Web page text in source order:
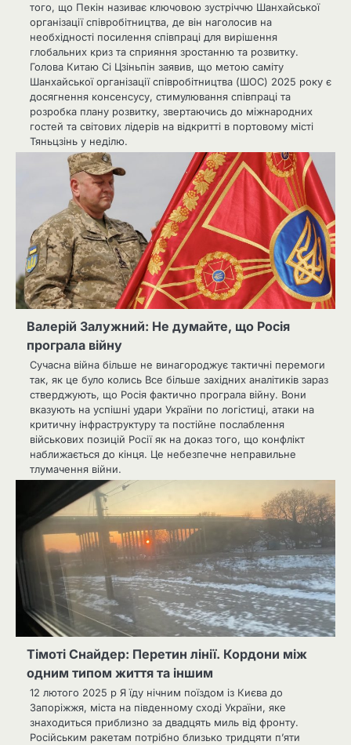
того, що Пекін називає ключовою зустріччю Шанхайської
організації співробітництва, де він наголосив на
необхідності посилення співпраці для вирішення
глобальних криз та сприяння зростанню та розвитку.
Голова Китаю Сі Цзіньпін заявив, що метою саміту
Шанхайської організації співробітництва (ШОС) 2025 року є
досягнення консенсусу, стимулювання співпраці та
розробка плану розвитку, звертаючись до міжнародних
гостей та світових лідерів на відкритті в портовому місті
Тяньцзінь у неділю.
Валерій Залужний: Не думайте, що Росія
програла війну
Сучасна війна більше не винагороджує тактичні перемоги
так, як це було колись Все більше західних аналітиків зараз
стверджують, що Росія фактично програла війну. Вони
вказують на успішні удари України по логістиці, атаки на
критичну інфраструктуру та постійне послаблення
військових позицій Росії як на доказ того, що конфлікт
наближається до кінця. Це небезпечне неправильне
тлумачення війни.
Тімоті Снайдер: Перетин лінії. Кордони між
одним типом життя та іншим
12 лютого 2025 р Я їду нічним поїздом із Києва до
Запоріжжя, міста на південному сході України, яке
знаходиться приблизно за двадцять миль від фронту.
Російським ракетам потрібно близько тридцяти п’яти